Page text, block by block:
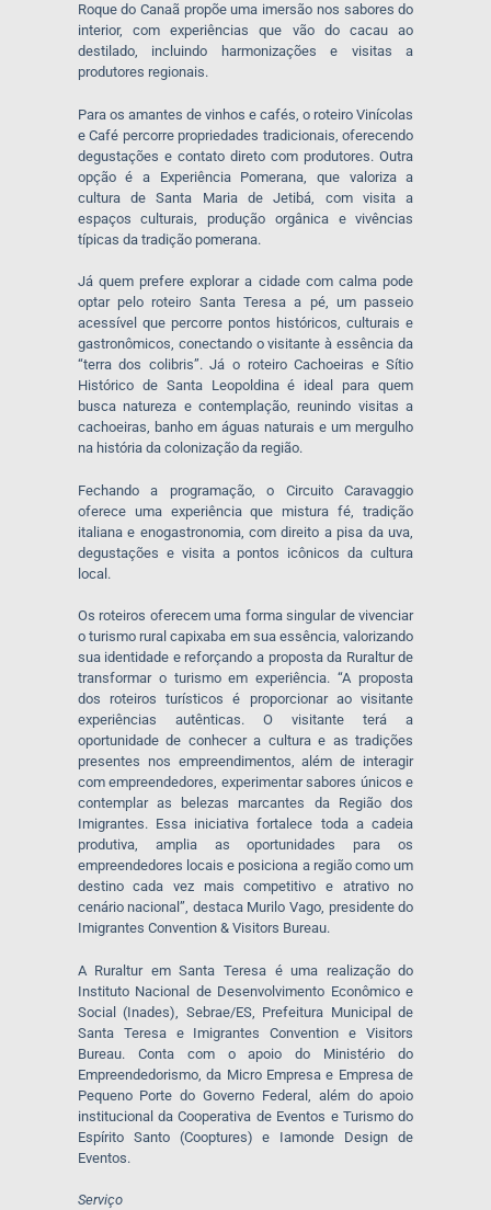
Roque do Canaã propõe uma imersão nos sabores do
interior, com experiências que vão do cacau ao
destilado, incluindo harmonizações e visitas a
produtores regionais.
Para os amantes de vinhos e cafés, o roteiro Vinícolas
e Café percorre propriedades tradicionais, oferecendo
degustações e contato direto com produtores. Outra
opção é a Experiência Pomerana, que valoriza a
cultura de Santa Maria de Jetibá, com visita a
espaços culturais, produção orgânica e vivências
típicas da tradição pomerana.
Já quem prefere explorar a cidade com calma pode
optar pelo roteiro Santa Teresa a pé, um passeio
acessível que percorre pontos históricos, culturais e
gastronômicos, conectando o visitante à essência da
“terra dos colibris”. Já o roteiro Cachoeiras e Sítio
Histórico de Santa Leopoldina é ideal para quem
busca natureza e contemplação, reunindo visitas a
cachoeiras, banho em águas naturais e um mergulho
na história da colonização da região.
Fechando a programação, o Circuito Caravaggio
oferece uma experiência que mistura fé, tradição
italiana e enogastronomia, com direito a pisa da uva,
degustações e visita a pontos icônicos da cultura
local.
Os roteiros oferecem uma forma singular de vivenciar
o turismo rural capixaba em sua essência, valorizando
sua identidade e reforçando a proposta da Ruraltur de
transformar o turismo em experiência. “A proposta
dos roteiros turísticos é proporcionar ao visitante
experiências autênticas. O visitante terá a
oportunidade de conhecer a cultura e as tradições
presentes nos empreendimentos, além de interagir
com empreendedores, experimentar sabores únicos e
contemplar as belezas marcantes da Região dos
Imigrantes. Essa iniciativa fortalece toda a cadeia
produtiva, amplia as oportunidades para os
empreendedores locais e posiciona a região como um
destino cada vez mais competitivo e atrativo no
cenário nacional”, destaca Murilo Vago, presidente do
Imigrantes Convention & Visitors Bureau.
A Ruraltur em Santa Teresa é uma realização do
Instituto Nacional de Desenvolvimento Econômico e
Social (Inades), Sebrae/ES, Prefeitura Municipal de
Santa Teresa e Imigrantes Convention e Visitors
Bureau. Conta com o apoio do Ministério do
Empreendedorismo, da Micro Empresa e Empresa de
Pequeno Porte do Governo Federal, além do apoio
institucional da Cooperativa de Eventos e Turismo do
Espírito Santo (Cooptures) e Iamonde Design de
Eventos.
Serviço